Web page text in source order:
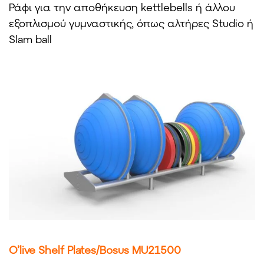
Ράφι για την αποθήκευση kettlebells ή άλλου
εξοπλισμού γυμναστικής, όπως αλτήρες Studio ή
Slam ball
O’live Shelf Plates/Bosus MU21500